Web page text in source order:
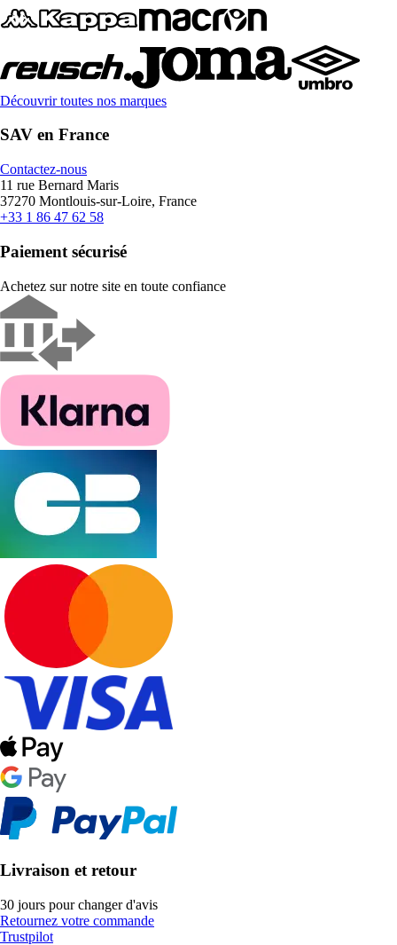
Découvrir toutes nos marques
SAV en France
Contactez-nous
11 rue Bernard Maris
37270 Montlouis-sur-Loire, France
+33 1 86 47 62 58
Paiement sécurisé
Achetez sur notre site en toute confiance
Livraison et retour
30 jours pour changer d'avis
Retournez votre commande
Trustpilot